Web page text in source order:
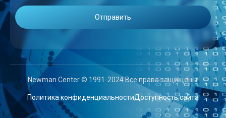
Newman Center © 1991-2024 Все права защищены.
Политика конфиденциальностиДоступность сайта